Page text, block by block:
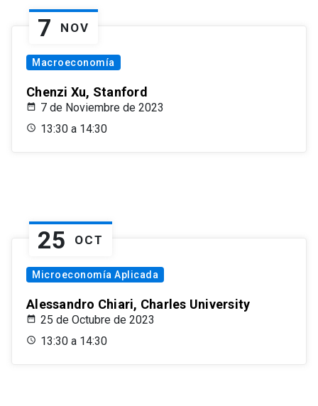
7 NOV
Macroeconomía
Chenzi Xu, Stanford
7 de Noviembre de 2023
13:30 a 14:30
25 OCT
Microeconomía Aplicada
Alessandro Chiari, Charles University
25 de Octubre de 2023
13:30 a 14:30